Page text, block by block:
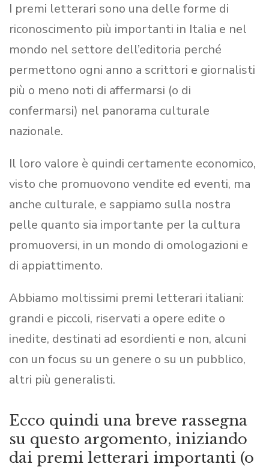
I premi letterari sono una delle forme di
riconoscimento più importanti in Italia e nel
mondo nel settore dell’editoria perché
permettono ogni anno a scrittori e giornalisti
più o meno noti di affermarsi (o di
confermarsi) nel panorama culturale
nazionale.
Il loro valore è quindi certamente economico,
visto che promuovono vendite ed eventi, ma
anche culturale, e sappiamo sulla nostra
pelle quanto sia importante per la cultura
promuoversi, in un mondo di omologazioni e
di appiattimento.
Abbiamo moltissimi premi letterari italiani:
grandi e piccoli, riservati a opere edite o
inedite, destinati ad esordienti e non, alcuni
con un focus su un genere o su un pubblico,
altri più generalisti.
Ecco quindi una breve rassegna
su questo argomento, iniziando
dai premi letterari importanti (o